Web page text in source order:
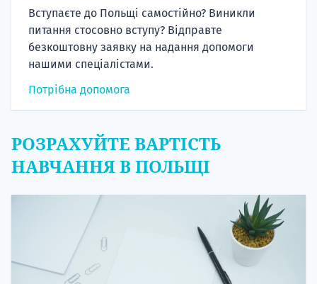
Вступаєте до Польщі самостійно? Виникли
питання стосовно вступу? Відправте
безкоштовну заявку на надання допомоги
нашими спеціалістами.
Потрібна допомога
РОЗРАХУЙТЕ ВАРТІСТЬ
НАВЧАННЯ В ПОЛЬЩІ